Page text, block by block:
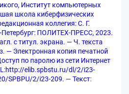
Институт компьютерных
школа киберфизических
коллегия: С. Г.
ПОЛИТЕХ-ПРЕСС, 2023.
с титул. экрана. — Ч. текста
— Электронная копия печатной
по паролю из сети Интернет
elib.spbstu.ru/dl/2/i23-
SPBPU/2/i23-209. — Текст: